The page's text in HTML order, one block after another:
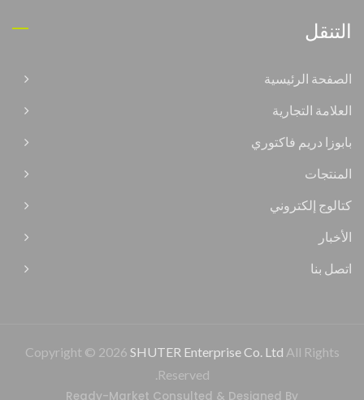
التنقل
الصفحة الرئيسية
العلامة التجارية
بابوزا دريم فاكتوري
المنتجات
كتالوج إلكتروني
الأخبار
اتصل بنا
Copyright © 2026 SHUTER Enterprise Co. Ltd All Rights
Reserved.
Consulted & Designed By
Ready-Market